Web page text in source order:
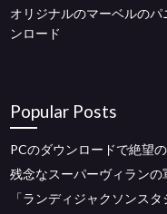
オリジナルのマーベルの
ンロード
Popular Posts
PCのダウンロードで絶望
残念なスーパーヴィランの
「ランディジャクソンス